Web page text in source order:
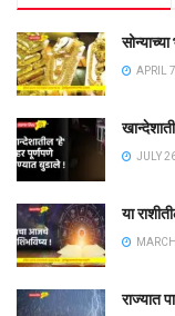
APRIL
JULY
या
राज्यात